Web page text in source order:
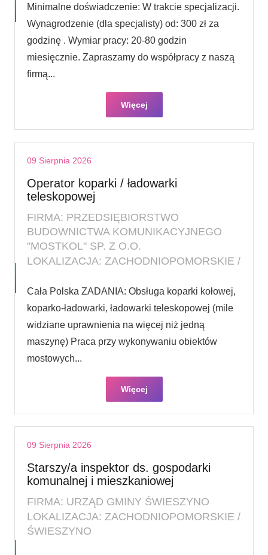
Minimalne doświadczenie: W trakcie specjalizacji.
Wynagrodzenie (dla specjalisty) od: 300 zł za
godzinę . Wymiar pracy: 20-80 godzin
miesięcznie. Zapraszamy do współpracy z naszą
firmą...
Więcej
09 Sierpnia 2026
Operator koparki / ładowarki
teleskopowej
FIRMA: PRZEDSIĘBIORSTWO
BUDOWNICTWA KOMUNIKACYJNEGO
"MOSTKOL" SP. Z O.O.
LOKALIZACJA: ZACHODNIOPOMORSKIE /
Cała Polska ZADANIA: Obsługa koparki kołowej,
koparko-ładowarki, ładowarki teleskopowej (mile
widziane uprawnienia na więcej niż jedną
maszynę) Praca przy wykonywaniu obiektów
mostowych...
Więcej
09 Sierpnia 2026
Starszy/a inspektor ds. gospodarki
komunalnej i mieszkaniowej
FIRMA: URZĄD GMINY ŚWIESZYNO
LOKALIZACJA: ZACHODNIOPOMORSKIE /
ŚWIESZYNO